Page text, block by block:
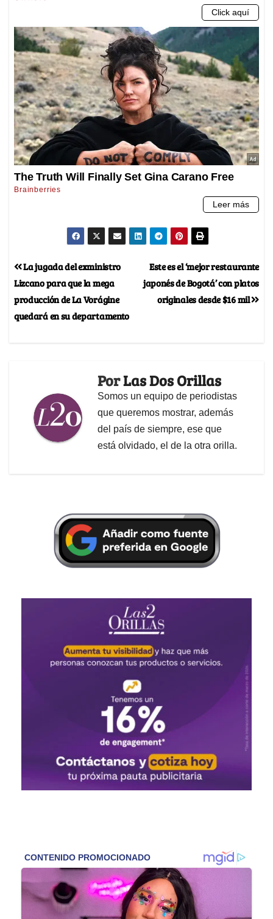
Este es el ‘mejor restaurante
japonés de Bogotá’ con platos
originales desde $16 mil
La jugada del exministro
Lizcano para que la mega
producción de La Vorágine
quedará en su departamento
PorLas Dos Orillas
Somos un equipo de periodistas
que queremos mostrar, además
del país de siempre, ese que
está olvidado, el de la otra orilla.